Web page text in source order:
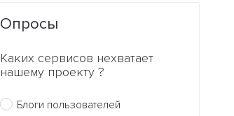
Опросы
Каких сервисов нехватает
нашему проекту ?
Блоги пользователей